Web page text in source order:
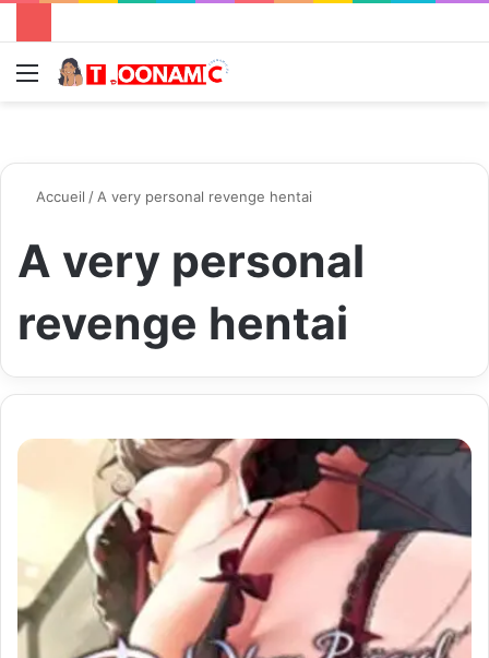
Menu
Accueil / A very personal revenge hentai
A very personal
revenge hentai